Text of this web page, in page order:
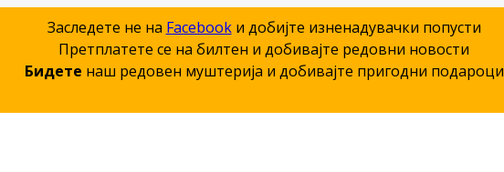
Заследете не на Facebookи добијте изненадувачки попусти
Претплатете се на билтен и добивајте редовни новости
Бидете наш редовен муштерија и добивајте пригодни подароци